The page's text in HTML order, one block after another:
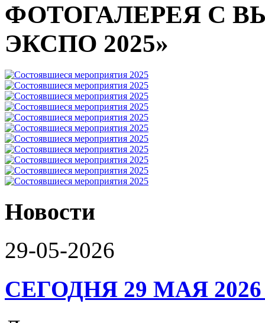
ФОТОГАЛЕРЕЯ С
ЭКСПО 2025»
Новости
29-05-2026
СЕГОДНЯ 29 МАЯ